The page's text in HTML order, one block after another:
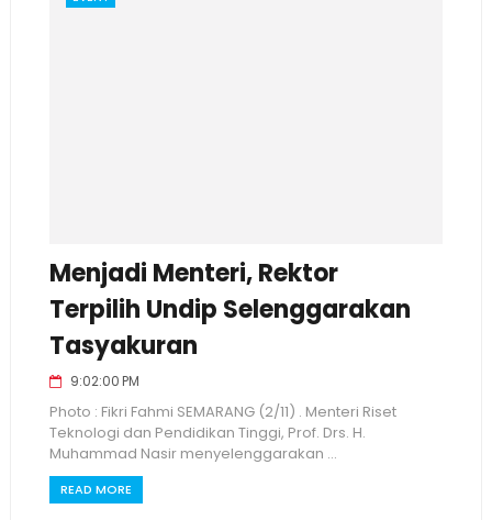
Menjadi Menteri, Rektor
Terpilih Undip Selenggarakan
Tasyakuran
9:02:00 PM
Photo : Fikri Fahmi SEMARANG (2/11) . Menteri Riset
Teknologi dan Pendidikan Tinggi, Prof. Drs. H.
Muhammad Nasir menyelenggarakan ...
READ MORE